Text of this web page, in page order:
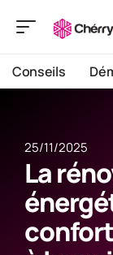
Conseils
25/11/2025
La